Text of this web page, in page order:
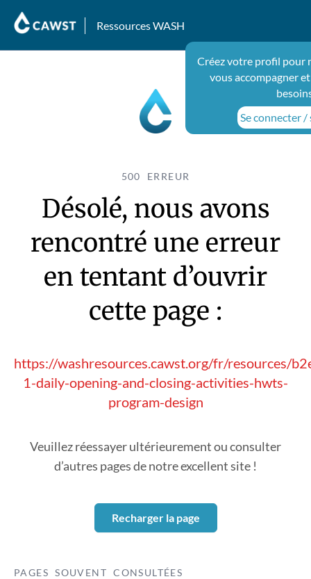
Ressources WASH
Créez votre profil pour
vous accompagner
Se connecter
500 ERREUR
Désolé, nous avons
rencontré une erreur
en tentant d’ouvrir
cette page :
https://washresources.cawst.org/fr/resources/
1-daily-opening-and-closing-activities-hwts-
program-design
Veuillez réessayer ultérieurement ou consulter
d’autres pages de notre excellent site !
Recharger la page
PAGES SOUVENT CONSULTÉES